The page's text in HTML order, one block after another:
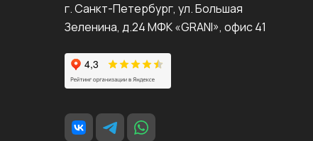
г. Санкт-Петербург, ул. Большая
Зеленина, д.24 МФК «GRANI», офис 41